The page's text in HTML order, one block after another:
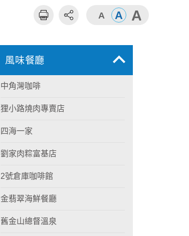
風味餐廳
中角灣咖啡
狸小路燒肉專賣店
四海一家
劉家肉粽富基店
2號倉庫咖啡館
金翡翠海鮮餐廳
舊金山總督溫泉